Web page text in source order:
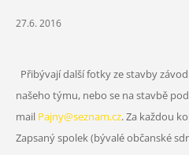
27.6. 2016
Přibývají další fotky ze stavby
našeho týmu, nebo se na stavbě
mail Pajny@seznam.cz. Za každou
Zapsaný spolek (bývalé občanské